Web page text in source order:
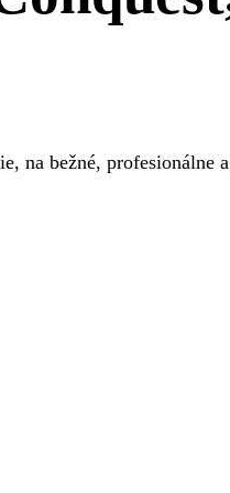
na bežné, profesionálne